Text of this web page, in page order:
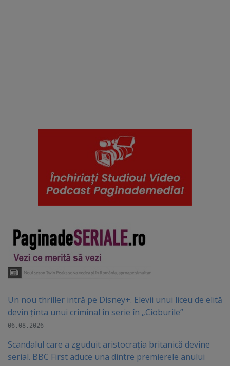
Un nou thriller intră pe Disney+. Elevii unui liceu de elită
devin ținta unui criminal în serie în „Cioburile”
06.08.2026
Scandalul care a zguduit aristocrația britanică devine
serial. BBC First aduce una dintre premierele anului